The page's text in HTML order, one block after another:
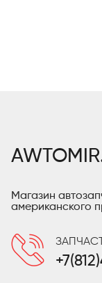
Магазин
американского